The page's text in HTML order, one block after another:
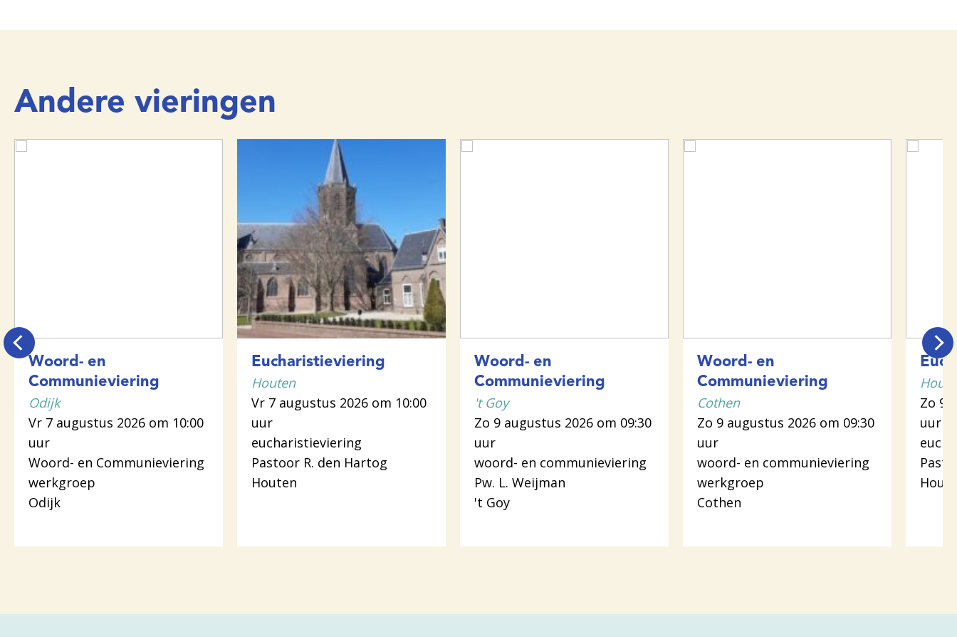
Andere vieringen
Woord- en
Communieviering
Odijk
Vr 7 augustus 2026 om 10:00
uur
Woord- en Communieviering
werkgroep
Odijk
Eucharistieviering
Houten
Vr 7 augustus 2026 om 10:00
uur
eucharistieviering
Pastoor R. den Hartog
Houten
Woord- en
Communieviering
't Goy
Zo 9 augustus 2026 om 09:30
uur
woord- en communieviering
Pw. L. Weijman
't Goy
Woord- en
Communieviering
Cothen
Zo 9 augustus 2026 om 09:30
uur
woord- en communieviering
werkgroep
Cothen
Zo 9
uur